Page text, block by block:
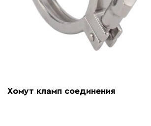
Хомут кламп соединения